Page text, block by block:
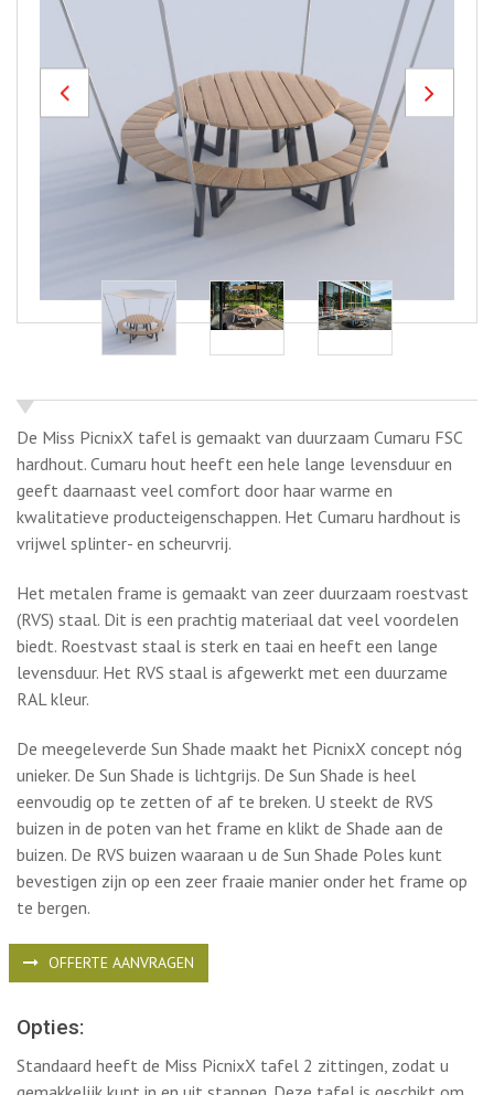
Previous
De Miss PicnixX tafel is gemaakt van duurzaam Cumaru FSC
hardhout. Cumaru hout heeft een hele lange levensduur en
geeft daarnaast veel comfort door haar warme en
vrijwel splinter- en scheurvrij.
Het metalen frame is gemaakt van zeer duurzaam roestvast
(RVS) staal. Dit is een prachtig materiaal dat veel voordelen
biedt. Roestvast staal is sterk en taai en heeft een lange
levensduur. Het RVS staal is afgewerkt met een duurzame
RAL kleur.
De meegeleverde Sun Shade maakt het PicnixX concept nóg
unieker. De Sun Shade is lichtgrijs. De Sun Shade is heel
eenvoudig op te zetten of af te breken. U steekt de RVS
buizen in de poten van het frame en klikt de Shade aan de
bevestigen zijn op een zeer fraaie manier onder het frame op
te bergen.
OFFERTE AANVRAGEN
Opties:
gemakkelijk kunt in en uit stappen. Deze tafel is geschikt om
met minimaal met 6 personen aan te zitten. Daarnaast is de
aan te schuiven. Indien u volledig rondom wilt zitten dan is er
de mogelijkheid om in de productconfigurator een uitvoering
met een volledig rondom zitting te bestellen.